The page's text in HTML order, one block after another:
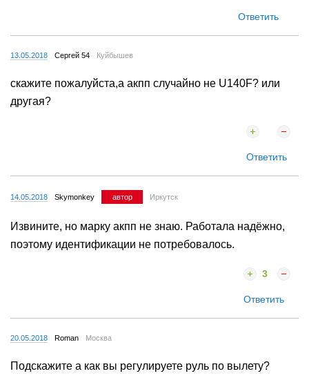
Ответить
13.05.2018 Сергей 54 Куйбышев
скажите пожалуйста,а акпп случайно не U140F? или
другая?
Ответить
14.05.2018 Skymonkey автор Иркутск
Извините, но марку акпп не знаю. Работала надёжно,
поэтому идентификации не потребовалось.
3
Ответить
20.05.2018 Roman Москва
Подскажите а как вы регулируете руль по вылету?